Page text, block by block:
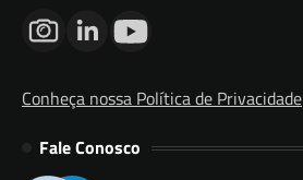
Conheça nossa Política de Privacidade
Fale Conosco